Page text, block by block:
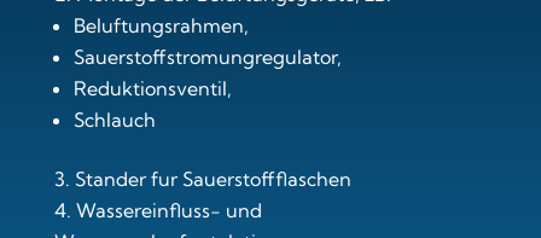
Beluftungsrahmen,
Sauerstoffstromungregulator,
Reduktionsventil,
Schlauch
Stander fur Sauerstoffflaschen
Wassereinfluss- und